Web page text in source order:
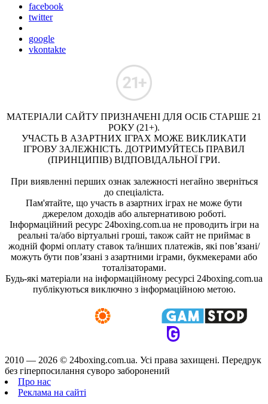
facebook
twitter
google
vkontakte
МАТЕРІАЛИ САЙТУ ПРИЗНАЧЕНІ ДЛЯ ОСІБ СТАРШЕ 21
РОКУ (21+).
УЧАСТЬ В АЗАРТНИХ ІГРАХ МОЖЕ ВИКЛИКАТИ
ІГРОВУ ЗАЛЕЖНІСТЬ. ДОТРИМУЙТЕСЬ ПРАВИЛ
(ПРИНЦИПІВ) ВІДПОВІДАЛЬНОЇ ГРИ.
При виявленні перших ознак залежності негайно зверніться
до спеціаліста.
Пам'ятайте, що участь в азартних іграх не може бути
джерелом доходів або альтернативою роботі.
Інформаційний ресурс 24boxing.com.ua не проводить ігри на
реальні та/або віртуальні гроші, також сайт не приймає в
жодній формі оплату ставок та/інших платежів, які пов’язані/
можуть бути пов’язані з азартними іграми, букмекерами або
тоталізаторами.
Будь-які матеріали на інформаційному ресурсі 24boxing.com.ua
публікуються виключно з інформаційною метою.
2010 — 2026 © 24boxing.com.ua. Усi права захищенi. Передрук
без гіперпосилання суворо заборонений
Про нас
Реклама на сайті